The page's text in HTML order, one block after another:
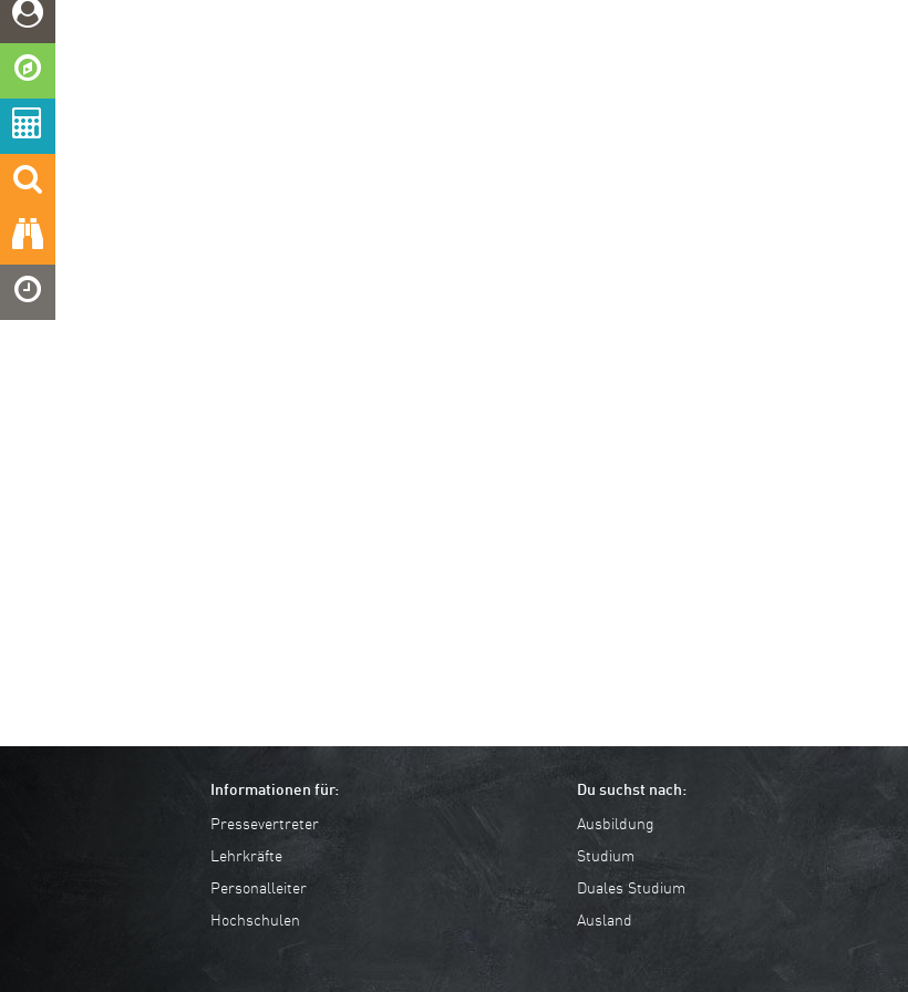
Informationen für:
Pressevertreter
Lehrkräfte
Personalleiter
Hochschulen
Du suchst nach:
Ausbildung
Studium
Duales Studium
Ausland